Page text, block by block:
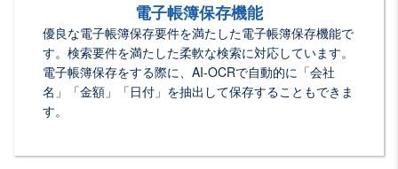
電子帳簿保存機能
優良な電子帳簿保存要件を満たした電子帳簿保存機能で
す。検索要件を満たした柔軟な検索に対応しています。
電子帳簿保存をする際に、AI-OCRで自動的に「会社
名」「金額」「日付」を抽出して保存することもできま
す。